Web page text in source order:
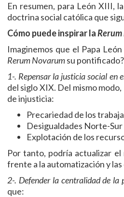
En resumen, para León XIII, la
doctrina social católica que
Cómo puede inspirar la
Imaginemos que el Papa
Rerum Novarumsu
1-. Repensar la justicia social en
del siglo XIX. Del mismo
de injusticia:
Precariedad de los
Desigualdades Norte-
Explotación de los
Por tanto, podría actualizar el
frente a la automatización y
2-. Defender la centralidad de la
que: